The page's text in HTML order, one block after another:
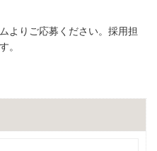
よりご応募ください。採用担
。